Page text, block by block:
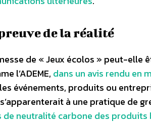
de la réalité
de « Jeux écolos » peut-elle
l’ADEME, dans un avis rendu en
événements, produits ou
à une pratique de
de neutralité carbone des